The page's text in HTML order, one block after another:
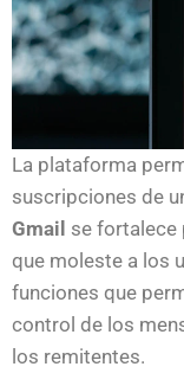
La plataforma
suscripciones de
Gmail se fortalece
que moleste a los
funciones que
control de los
los remitentes.